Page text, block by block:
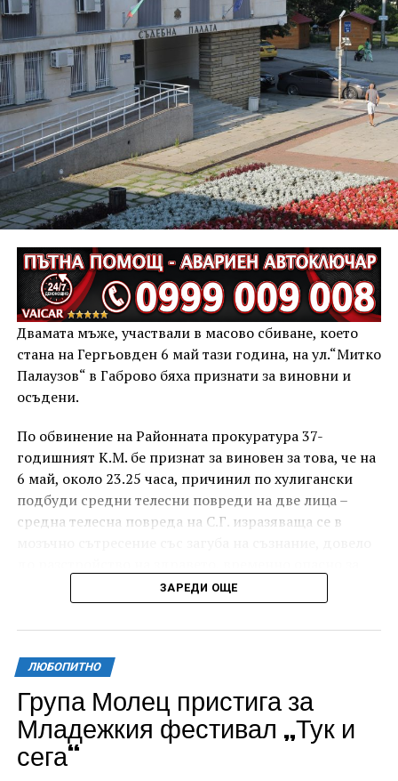
Двамата мъже, участвали в масово сбиване, което
стана на Гергьовден 6 май тази година, на ул.“Митко
Палаузов“ в Габрово бяха признати за виновни и
осъдени.
По обвинение на Районната прокуратура 37-
годишният К.М. бе признат за виновен за това, че на
6 май, около 23.25 часа, причинил по хулигански
подбуди средни телесни повреди на две лица –
средна телесна повреда на С.Г. изразяваща се в
живота, и лека телесна повреда на Х.С., която бе с
порезна рана на петия пръст на дясната ръка,
довела до разстройство на здравето, неопасно за
За извършеното престъпление 37-годишният бе
осъден с наложено наказание 1 година и 8 месеца
лишаване от свобода, чието изпълнение бб отложено
за срок от 4 години и 6 месеца.
ЗАРЕДИ ОЩЕ
ЛЮБОПИТНО
Група Молец пристига за
Младежкия фестивал „Тук и
сега“